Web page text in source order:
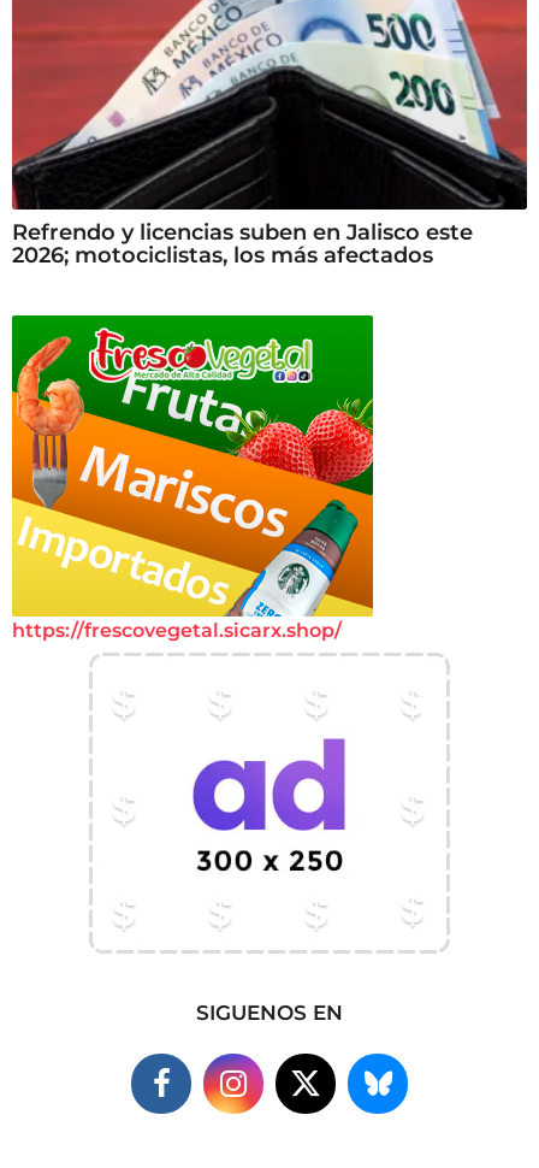
Refrendo y licencias suben en Jalisco este
2026; motociclistas, los más afectados
https://frescovegetal.sicarx.shop/
SIGUENOS EN